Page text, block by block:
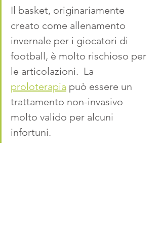
Il basket, originariamente
creato come allenamento
invernale per i giocatori di
football, è molto rischioso per
le articolazioni.  La
proloterapia può essere un
trattamento non-invasivo
molto valido per alcuni
infortuni.